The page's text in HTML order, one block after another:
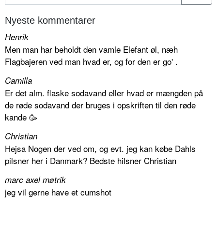
Nyeste kommentarer
Henrik
Men man har beholdt den vamle Elefant øl, næh
Flagbajeren ved man hvad er, og for den er go' .
Camilla
Er det alm. flaske sodavand eller hvad er mængden på
de røde sodavand der bruges i opskriften til den røde
kande 🥳
Christian
Hejsa Nogen der ved om, og evt. jeg kan købe Dahls
pilsner her i Danmark? Bedste hilsner Christian
marc axel møtrik
jeg vil gerne have et cumshot